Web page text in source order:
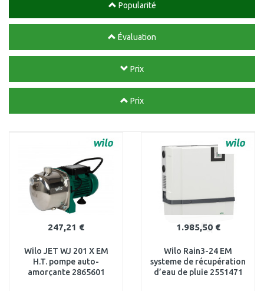
Popularité
Évaluation
Prix
Prix
247,21 €
Wilo JET WJ 201 X EM
H.T. pompe auto-
amorçante 2865601
1.985,50 €
Wilo Rain3-24 EM
systeme de récupération
d’eau de pluie 2551471